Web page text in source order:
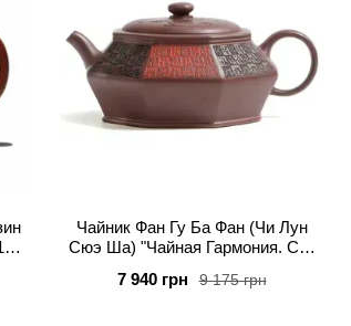
Чайник Фан Гу Ба Фан (Чи Лун
Сюэ Ша) "Чайная Гармония. Сто
9 175 грн
7 940 грн